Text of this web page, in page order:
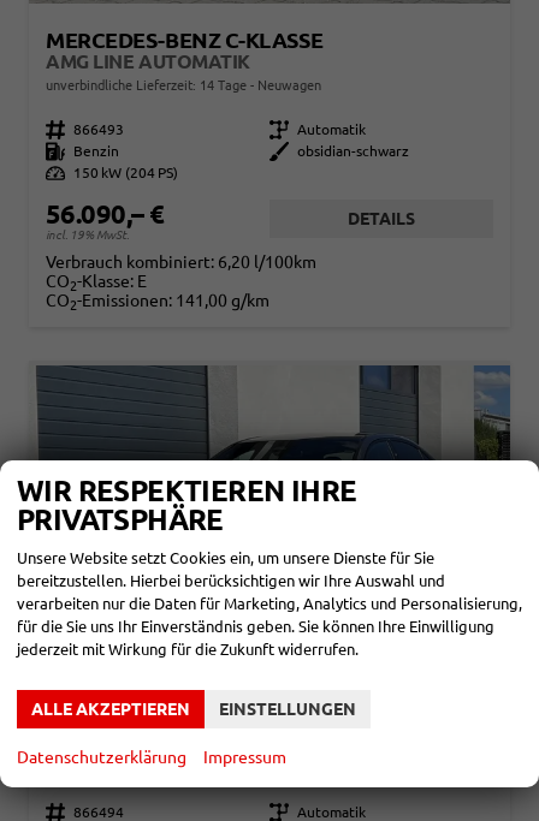
MERCEDES-BENZ C-KLASSE
AMG LINE AUTOMATIK
unverbindliche Lieferzeit: 14 Tage Neuwagen
Fahrzeugnr. 866493 Getriebe Automatik
Kraftstoff
Benzin Außenfarbe
obsidian-schwarz
Leistung
150 kW (204 PS)
56.090,– €
incl. 19% MwSt.
DETAILS
Verbrauch kombiniert: 6,20 l/100km
CO2-Klasse: E
CO2-Emissionen: 141,00 g/km
MERCEDES-BENZ C-KLASSE
unverbindliche Lieferzeit: 14 Tage Neuwagen
Fahrzeugnr. 866494 Getriebe Automatik
WIR RESPEKTIEREN IHRE
PRIVATSPHÄRE
Unsere Website setzt Cookies ein, um unsere Dienste für Sie
bereitzustellen. Hierbei berücksichtigen wir Ihre Auswahl und
verarbeiten nur die Daten für Marketing, Analytics und Personalisierung,
für die Sie uns Ihr Einverständnis geben. Sie können Ihre Einwilligung
jederzeit mit Wirkung für die Zukunft widerrufen.
ALLE AKZEPTIEREN EINSTELLUNGEN
Datenschutzerklärung Impressum